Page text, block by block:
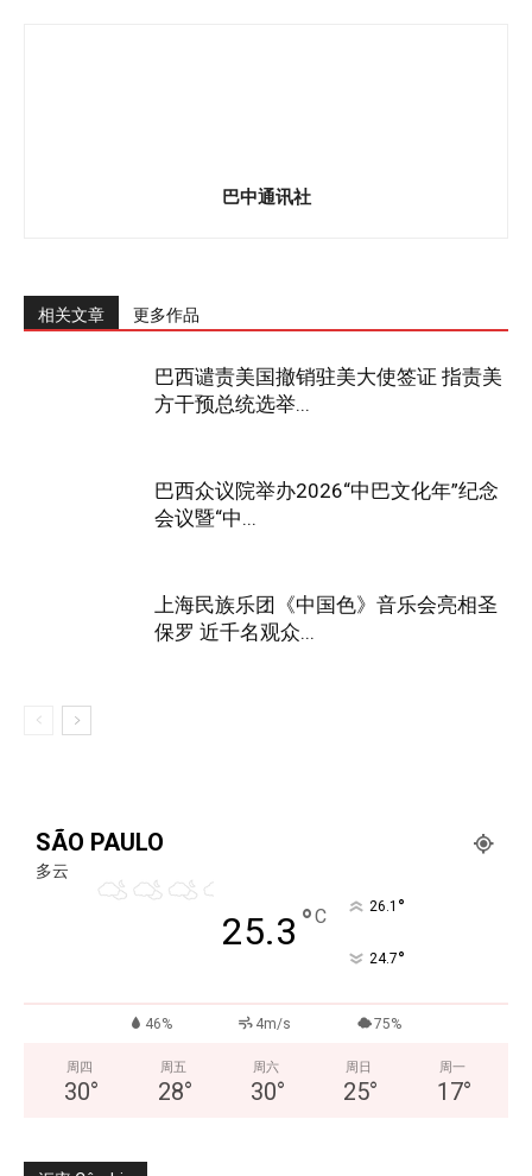
巴中通讯社
相关文章 更多作品
巴西谴责美国撤销驻美大使签证 指责美
方干预总统选举...
巴西众议院举办2026“中巴文化年”纪念
会议暨“中...
上海民族乐团《中国色》音乐会亮相圣
保罗 近千名观众...
SÃO PAULO
多云
25.3 °C 26.1 °
24.7°
46% 4m/s 75%
周四
30°
周五
28°
周六
30°
周日
25°
周一
17°